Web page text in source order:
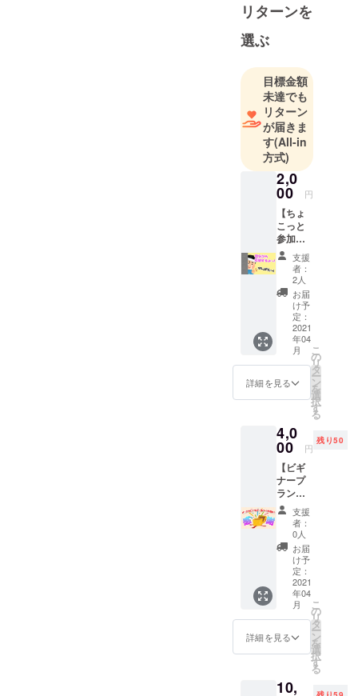
今回、趣味
で集めた
フィギュア
や合金製ト
イなど、日
本の素晴ら
しい技術と
アイディア
で作られた
商品を全世
界に紹介で
きるサイト
の公開を目
指していま
す。
また、新型
コロナウイ
ルスの影響
でWeb業界
は仕事を
失ったり、
賃金が低下
したり影響
り、今回の
支援金を作
業量に応じ
てクリエイ
ターへ還元
すべく活動
していきま
ターの生活
を守るお手
伝いができ
ればと思っ
で、皆様の
リターンを
選ぶ
目標金額
未達でも
リターン
が届きま
す(All-in
方式)
2,0
00 円
【ちょ
こっと
参加プ
ラン】
お礼
メール&
サイト
にスペ
シャル
サンク
スとし
てお名
前を掲
載 様子
見でプ
参加し
てみた
いとい
う方向
けの
コース
です。
お気軽
にご参
加いた
だけま
す。 達
成の際
にはお
礼の
メール
をお送
す。 ま
支援
者：
2人
お届
け予
定：
2021
年04
月
詳細を見る
こ
の
リ
タ
ー
ン
を
選
択
す
る
4,0
00 円
残り50
【ビギ
ナープ
ラン】
Rabbitb
itオリジ
ナル・
ノベル
ティ缶
バッジ
を提
供！ 本
プロ
ジェク
トのマ
スコッ
ター、
支援
者：
0人
お届
け予
定：
2021
年04
月
詳細を見る
こ
の
リ
タ
ー
ン
を
選
択
す
る
10,